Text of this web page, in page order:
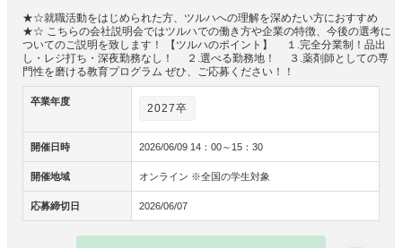
★☆就職活動をはじめられた方、ツルハへの理解を深めたい方におすすめ
★☆ こちらの会社説明会ではツルハでの働き方や企業の特徴、今後の選考に
ついてのご説明を致します！ 【ツルハのポイント】 １.完全分業制！品出
し・レジ打ち・深夜勤務なし！ ２.選べる勤務地！ ３.薬剤師としての専
門性を磨ける教育プログラム ぜひ、ご応募ください！！
卒業年度
2027卒
開催日時 2026/06/09 14：00～15：30
開催地域 オンライン ※全国の学生対象
応募締切日 2026/06/07